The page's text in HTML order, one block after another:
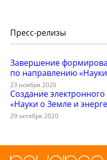
Пресс-релизы
Завершение
по направлению
23 ноября 2020
Создание
«Науки о Земле и
29 октября 2020